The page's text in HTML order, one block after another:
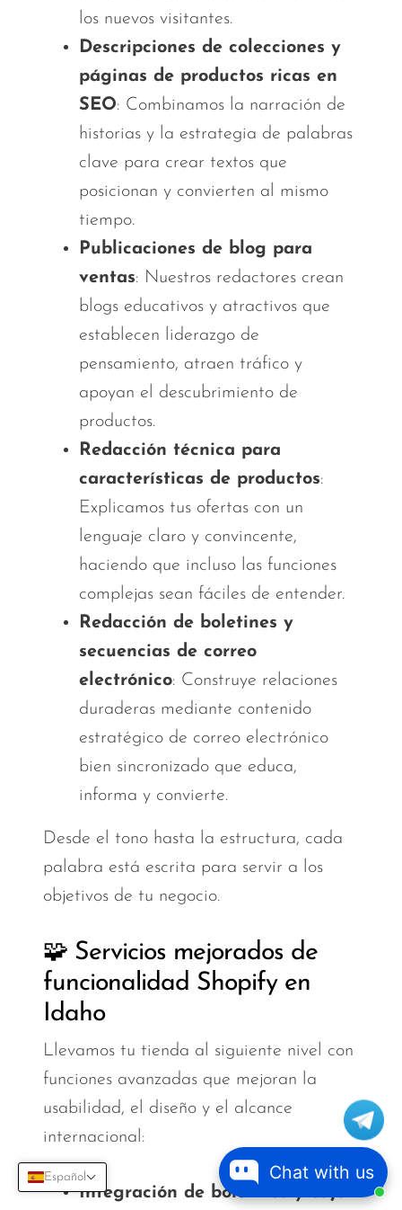
Chat with us
Español
los nuevos visitantes.
Descripciones de colecciones y
páginas de productos ricas en
SEO: Combinamos la narración de
historias y la estrategia de palabras
clave para crear textos que
posicionan y convierten al mismo
tiempo.
Publicaciones de blog para
ventas: Nuestros redactores crean
blogs educativos y atractivos que
establecen liderazgo de
pensamiento, atraen tráfico y
apoyan el descubrimiento de
productos.
Redacción técnica para
características de productos:
Explicamos tus ofertas con un
lenguaje claro y convincente,
haciendo que incluso las funciones
complejas sean fáciles de entender.
Redacción de boletines y
secuencias de correo
electrónico: Construye relaciones
duraderas mediante contenido
estratégico de correo electrónico
bien sincronizado que educa,
informa y convierte.
Desde el tono hasta la estructura, cada
palabra está escrita para servir a los
objetivos de tu negocio.
🧩 Servicios mejorados de
funcionalidad Shopify en
Idaho
Llevamos tu tienda al siguiente nivel con
funciones avanzadas que mejoran la
usabilidad, el diseño y el alcance
internacional:
Integración de boletines y cajón